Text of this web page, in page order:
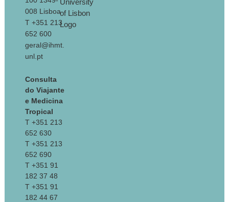
008 Lisboa
T +351 213
652 600
geral@ihmt.
unl.pt
Consulta
do Viajante
e Medicina
Tropical
T +351 213
652 630
T +351 213
652 690
T +351 91
182 37 48
T +351 91
182 44 67